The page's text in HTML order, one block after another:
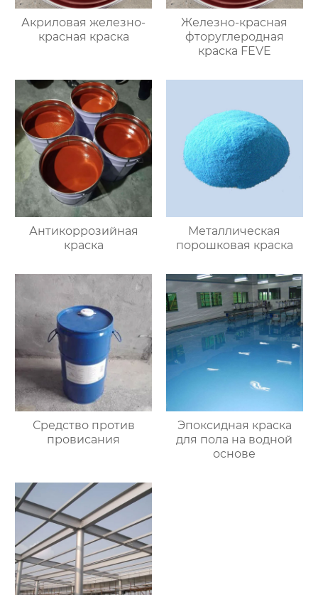
Акриловая железно-
красная краска
Железно-красная
фторуглеродная
краска FEVE
Антикоррозийная
краска
Металлическая
порошковая краска
Средство против
провисания
Эпоксидная краска
для пола на водной
основе